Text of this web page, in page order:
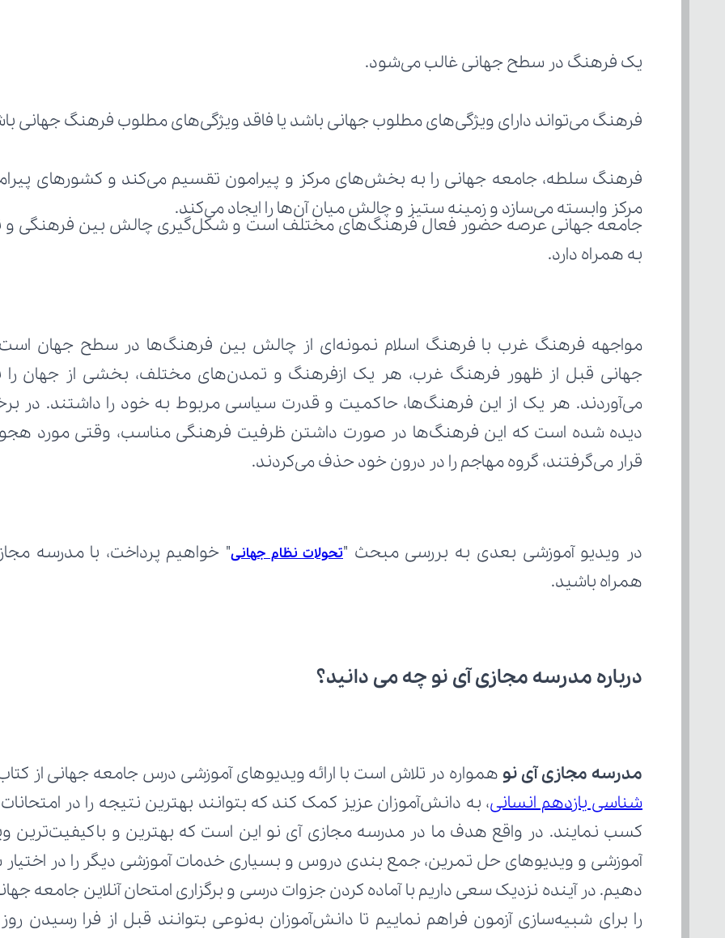
یک فرهنگ در سطح جهانی غالب می‌شود.
فرهنگ می‌تواند دارای ویژگی‌های مطلوب جهانی باشد یا فاقد ویژگی‌های مطلوب فرهنگ جهانی
مرکز وابسته می‌سازد و زمینه ستیز و چالش میان آن‌ها را ایجاد می‌کند.
به همراه دارد.
قرار می‌گرفتند، گروه مهاجم را در درون خود حذف می‌کردند.
در ویدیو آموزشی بعدی به بررسی مبحث "تحولات نظام جهانی
همراه باشید.
درباره مدرسه مجازی آی نو چه می‌ دانید؟
مدرسه مجازی آی نو همواره در تلاش است با ارائه ویدیوهای آموزشی درس جامعه جهانی از
شناسی یازدهم انسانی